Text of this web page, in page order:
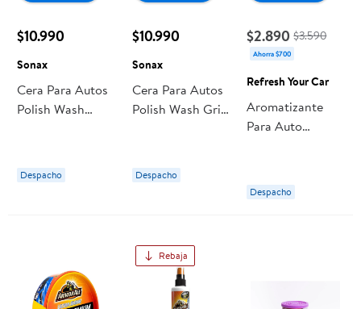
$10.990
Sonax
Cera Para Autos
Polish Wash
Despacho
$10.990
Sonax
Cera Para Autos
Polish Wash Gris
Despacho
$2.890 $3.590
Ahorra $700
Refresh Your Car
Aromatizante
Para Auto
Car
Despacho
Rebaja